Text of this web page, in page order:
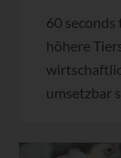
60 seconds
höhere
umsetzbar